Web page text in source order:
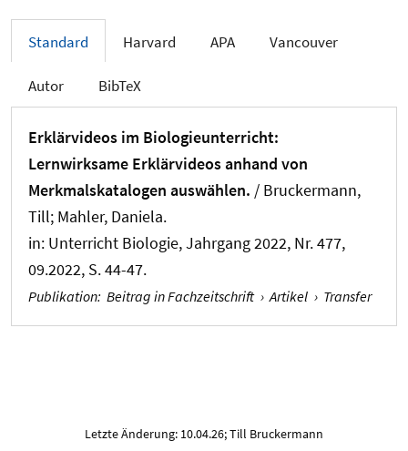
Standard Harvard APA Vancouver
Autor BibTeX
Erklärvideos im Biologieunterricht:
Lernwirksame Erklärvideos anhand von
Merkmalskatalogen auswählen. / Bruckermann,
Till; Mahler, Daniela.
in: Unterricht Biologie, Jahrgang 2022, Nr. 477,
09.2022, S. 44-47.
Publikation: Beitrag in Fachzeitschrift › Artikel › Transfer
Letzte Änderung: 10.04.26; Till Bruckermann